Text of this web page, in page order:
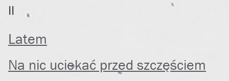
II
Latem
Na nic uciekać przed szczęściem